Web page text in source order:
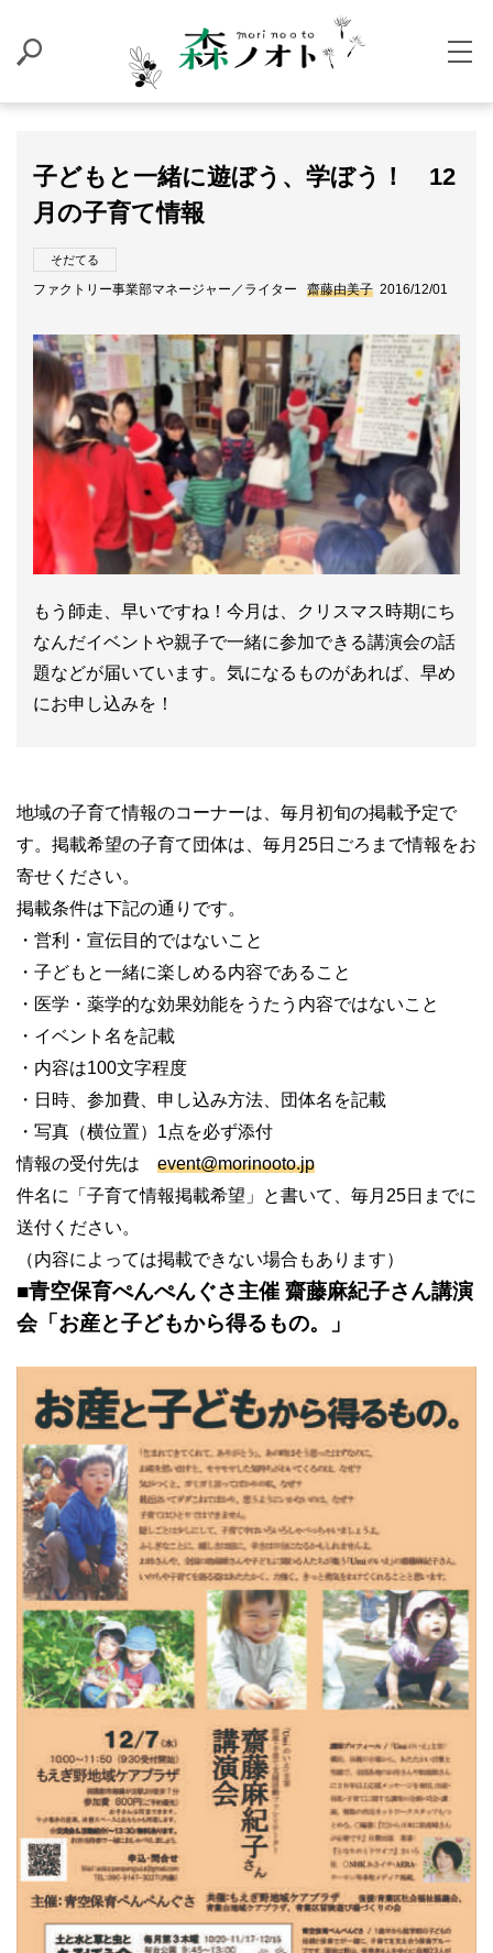
子どもと一緒に遊ぼう、学ぼう！ 12
月の子育て情報
そだてる
ファクトリー事業部マネージャー／ライター 齋藤由美子 2016/12/01
もう師走、早いですね！今月は、クリスマス時期にち
なんだイベントや親子で一緒に参加できる講演会の話
題などが届いています。気になるものがあれば、早め
にお申し込みを！
地域の子育て情報のコーナーは、毎月初旬の掲載予定で
す。掲載希望の子育て団体は、毎月 25日ごろまで情報をお
寄せください。
掲載条件は下記の通りです。
・営利・宣伝目的ではないこと
・子どもと一緒に楽しめる内容であること
・医学・薬学的な効果効能をうたう内容ではないこと
・イベント名を記載
・内容は100文字程度
・日時、参加費、申し込み方法、団体名を記載
・写真（横位置） 1点を必ず添付
情報の受付先は event@morinooto.jp
件名に「子育て情報掲載希望」と書いて、毎月 25日までに
送付ください。
（内容によっては掲載できない場合もあります）
■青空保育ぺんぺんぐさ主催 齋藤麻紀子さん講演
会「お産と子どもから得るもの。」